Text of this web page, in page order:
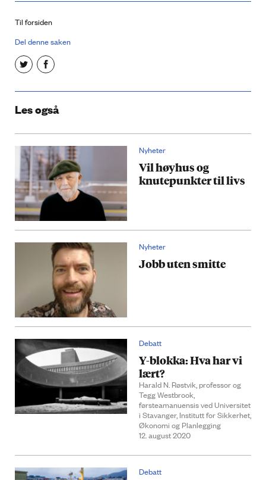
Til forsiden
Del denne saken
Les også
Nyheter
Vil høyhus og
knutepunkter til livs
Nyheter
Jobb uten smitte
Debatt
Y-blokka: Hva har vi
lært?
Harald N. Røstvik, professor og
Tegg Westbrook,
førsteamanuensis ved Universitet
i Stavanger, Institutt for Sikkerhet,
Økonomi og Planlegging
12. august 2020
Debatt